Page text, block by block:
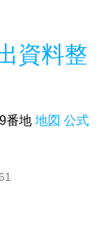
資料整
番地 地図 公式